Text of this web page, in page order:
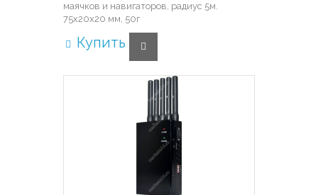
маячков и навигаторов, радиус 5м.
75х20х20 мм, 50г
Купить